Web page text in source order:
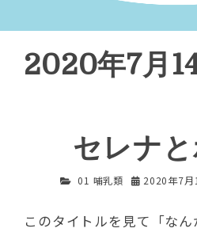
2020年7月
セレナ
01 哺乳類 2020年7月
このタイトルを見て「な